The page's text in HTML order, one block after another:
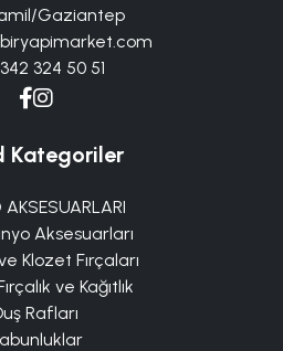
Gaziantep
324 50 51
Kategoriler
AKSESUARLARI
Aksesuarları
Klozet Fırçaları
ve Kağıtlık
Rafları